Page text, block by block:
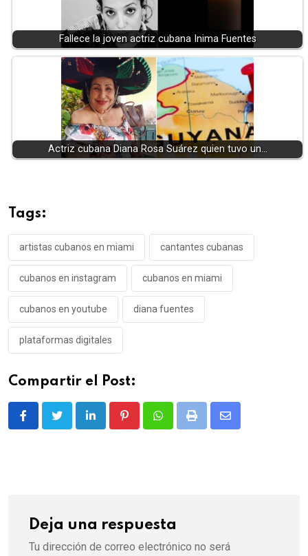
Fallece la joven actriz cubana Inima Fuentes
Actriz cubana Diana Rosa Suárez quien tuvo un…
Tags:
artistas cubanos en miami cantantes cubanas
cubanos en instagram cubanos en miami
cubanos en youtube diana fuentes
plataformas digitales
Compartir el Post:
LinkedIn PinterestWhatsappPrint
Share
Deja una respuesta
Tu dirección de correo electrónico no será